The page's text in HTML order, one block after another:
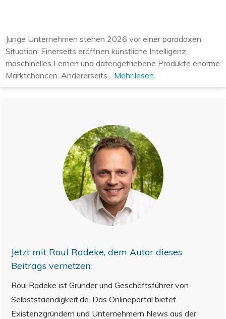
Junge Unternehmen stehen 2026 vor einer paradoxen
Situation: Einerseits eröffnen künstliche Intelligenz,
maschinelles Lernen und datengetriebene Produkte enorme
Marktchancen. Andererseits... Mehr lesen.
Jetzt mit Roul Radeke, dem Autor dieses
Beitrags vernetzen:
Roul Radeke ist Gründer und Geschäftsführer von
Selbststaendigkeit.de. Das Onlineportal bietet
Existenzgründern und Unternehmern News aus der